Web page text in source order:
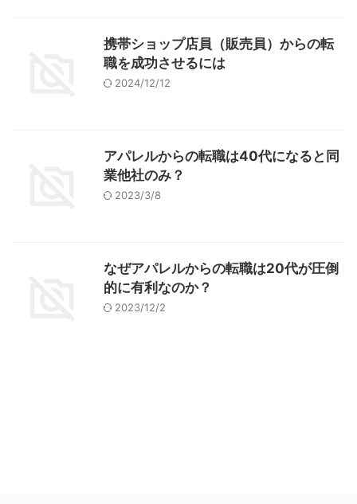
携帯ショップ店員（販売員）からの転
職を成功させるには
2024/12/12
アパレルからの転職は40代になると同
業他社のみ？
2023/3/8
なぜアパレルからの転職は20代が圧倒
的に有利なのか？
2023/12/2